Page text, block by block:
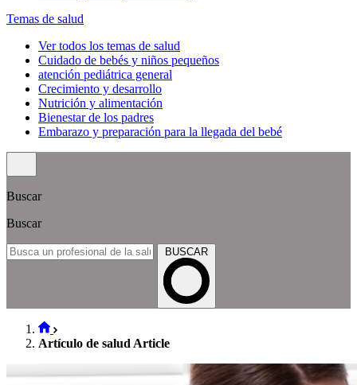
Temas de salud
Ver todos los temas de salud
Cuidado de bebés y niños pequeños
atención pediátrica general
Crecimiento y desarrollo
Nutrición y alimentación
Bienestar de los padres
Embarazo y preparación para la llegada del bebé
Buscar
Buscar
BUSCAR
Artículo de salud Article